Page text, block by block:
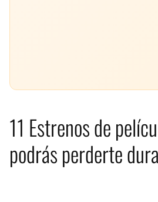
11 Estrenos de
podrás perderte